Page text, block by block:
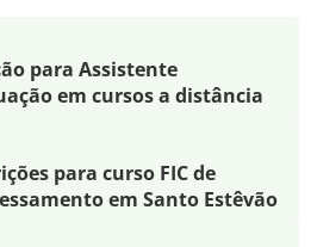
para Assistente
em cursos a distância
para curso FIC de
em Santo Estêvão